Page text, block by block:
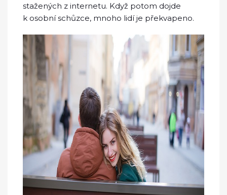
stažených z internetu. Když potom dojde
k osobní schůzce, mnoho lidí je překvapeno.